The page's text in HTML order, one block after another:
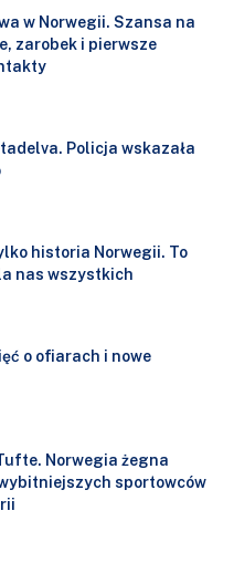
w Norwegii. Szansa na
zarobek i pierwsze
Policja wskazała
historia Norwegii. To
nas wszystkich
o ofiarach i nowe
Norwegia żegna
sportowców